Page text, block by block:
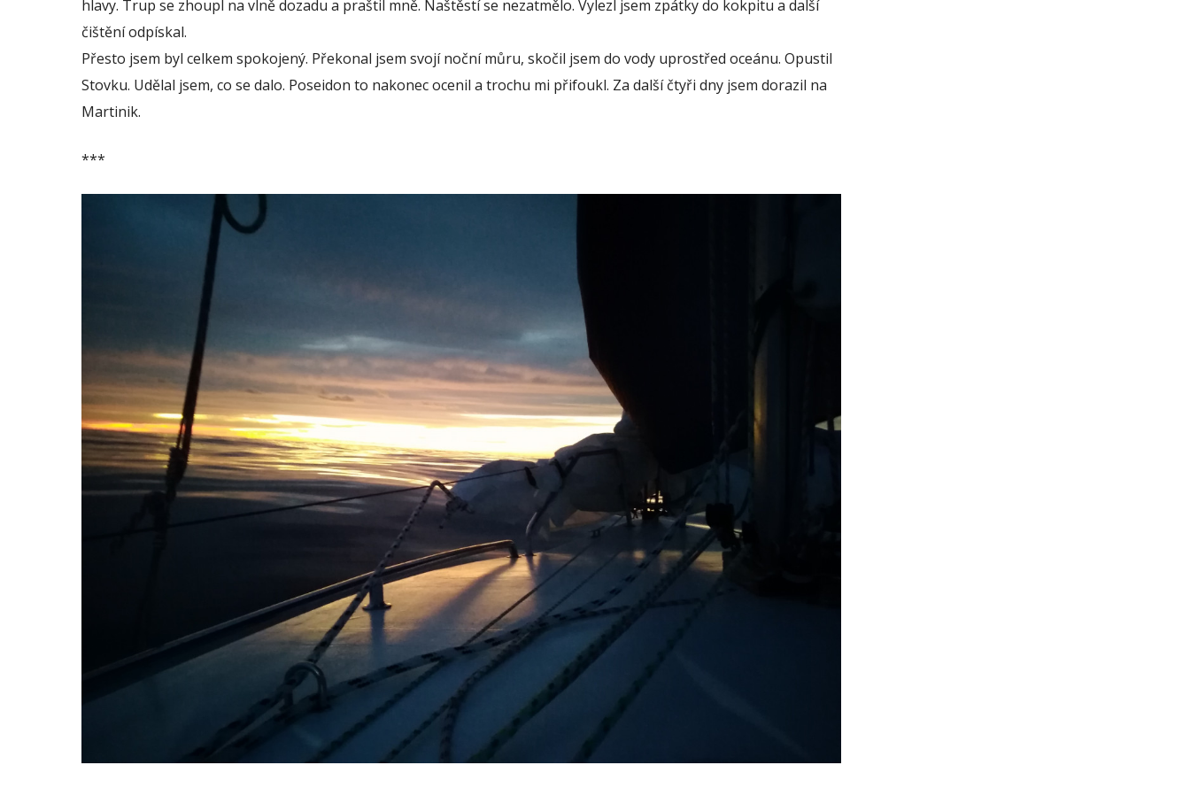
hlavy. Trup se zhoupl na vlně dozadu a praštil mně. Naštěstí se nezatmělo. Vylezl jsem zpátky do kokpitu a další
čištění odpískal.
Přesto jsem byl celkem spokojený. Překonal jsem svojí noční můru, skočil jsem do vody uprostřed oceánu. Opustil
Stovku. Udělal jsem, co se dalo. Poseidon to nakonec ocenil a trochu mi přifoukl. Za další čtyři dny jsem dorazil na
Martinik.
***